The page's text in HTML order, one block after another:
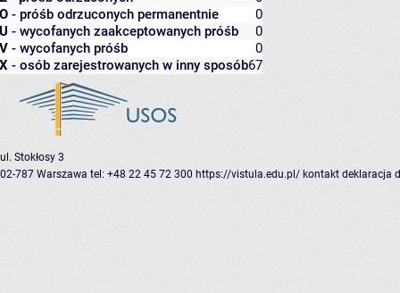
O - próśb odrzuconych permanentnie
0
U - wycofanych zaakceptowanych próśb
0
V - wycofanych próśb
0
X - osób zarejestrowanych w inny sposób67
ul. Stokłosy 3
02-787 Warszawa tel: +48 22 45 72 300 https://vistula.edu.pl/ kontakt deklaracja